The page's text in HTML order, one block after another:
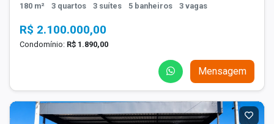
180 m² 3 quartos 3 suítes 5 banheiros 3 vagas
R$ 2.100.000,00
Condomínio: R$ 1.890,00
Mensagem